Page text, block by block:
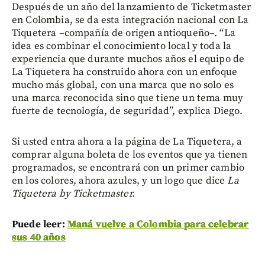
Después de un año del lanzamiento de Ticketmaster
en Colombia, se da esta integración nacional con La
Tiquetera –compañía de origen antioqueño–. “La
idea es combinar el conocimiento local y toda la
experiencia que durante muchos años el equipo de
La Tiquetera ha construido ahora con un enfoque
mucho más global, con una marca que no solo es
una marca reconocida sino que tiene un tema muy
fuerte de tecnología, de seguridad”, explica Diego.
Si usted entra ahora a la página de La Tiquetera, a
comprar alguna boleta de los eventos que ya tienen
programados, se encontrará con un primer cambio
en los colores, ahora azules, y un logo que dice La
Tiquetera by Ticketmaster.
Puede leer: Maná vuelve a Colombia para celebrar
sus 40 años